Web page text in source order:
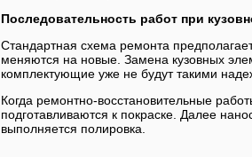
Последовательность работ при
Стандартная схема ремонта
меняются на новые. Замена кузовных
комплектующие уже не будут такими
Когда ремонтно-восстановительные
подготавливаются к покраске. Далее
выполняется полировка.